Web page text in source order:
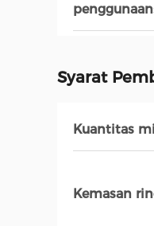
Syarat
Kuantitas
Kemasan